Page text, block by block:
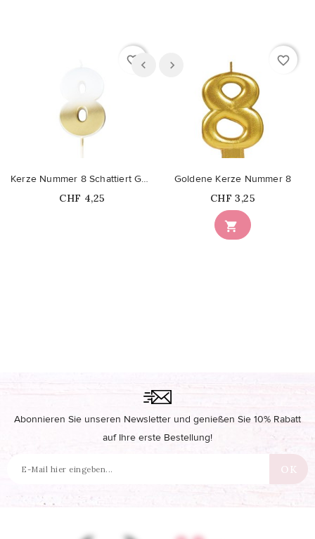
favorite_border
Kerze Nummer 8 Schattiert Gold
Price
CHF 4,25
favorite_border

Goldene Kerze Nummer 8
Price
CHF 3,25
Abonnieren Sie unseren Newsletter und genießen Sie 10% Rabatt
auf Ihre erste Bestellung!